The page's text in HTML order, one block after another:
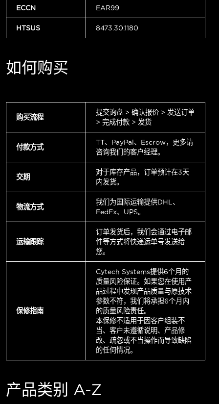
ECCN EAR99
HTSUS 8473.30.1180
如何购买
购买流程
提交询盘 > 确认报价 > 发送订单
> 完成付款 > 发货
付款方式
TT、PayPal、Escrow，更多请
咨询我们的客户经理。
交期
对于库存产品，订单预计在3天
内发货。
物流方式
我们为国际运输提供DHL、
FedEx、UPS。
运输跟踪
订单发货后，我们会通过电子邮
件等方式将快递运单号发送给
您。
保修指南
Cytech Systems提供6个月的
质量风险保证。如果您在使用产
品过程中发现产品质量与原技术
参数不符，我们将承担6个月内
的质量风险责任。
本保修不适用于因客户组装不
当、客户未遵循说明、产品修
改、疏忽或不当操作而导致缺陷
的任何情况。
产品类别 A-Z